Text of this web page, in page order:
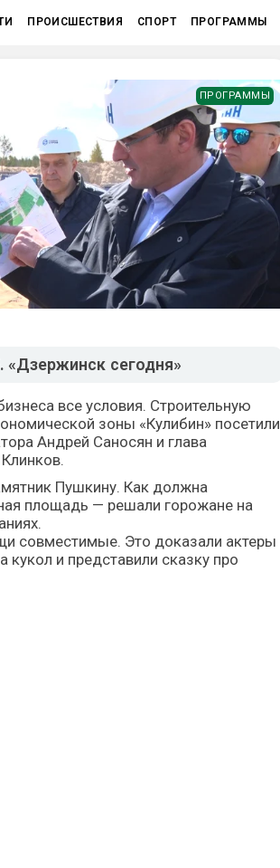
ПРОИСШЕСТВИЯ СПОРТ ПРОГРАММЫ
ПРОГРАММЫ
«Дзержинск сегодня»
все условия. Строительную
зоны «Кулибин» посетили
Андрей Саносян и глава
Пушкину. Как должна
площадь — решали горожане на
совместимые. Это доказали актеры
кукол и представили сказку про